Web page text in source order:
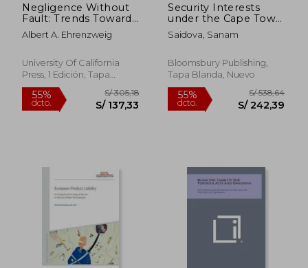
Negligence Without
Fault: Trends Toward
and Enterprise
Liability for Insurable
Albert A. Ehrenzweig
University Of California
Press, 1 Edición, Tapa
Blanda, Nuevo
55%
dcto.
S/ 305,18
S/ 137,33
Security Interests
under the Cape Town
Convention on
International
Equipment (en
Inglés)
Saidova, Sanam
Bloomsbury Publishing,
Tapa Blanda, Nuevo